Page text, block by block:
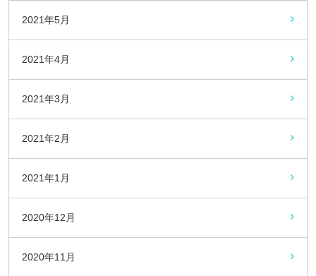
2021年5月
2021年4月
2021年3月
2021年2月
2021年1月
2020年12月
2020年11月